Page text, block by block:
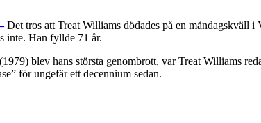
Det tros att Treat Williams dödades på en
inte. Han fyllde 71 år.
blev hans största genombrott, var Treat Williams
för ungefär ett decennium sedan.